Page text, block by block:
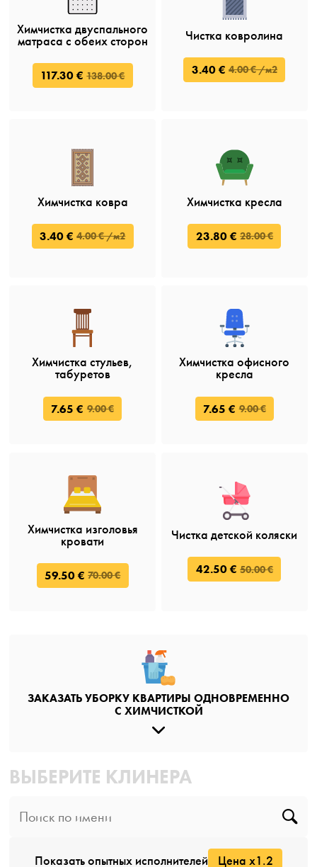
Химчистка двуспального
матраса с обеих сторон
117.30 € 138.00 €
Чистка ковролина
3.40 € 4.00 € /м2
Химчистка ковра
3.40 € 4.00 € /м2
Химчистка кресла
23.80 € 28.00 €
Химчистка стульев,
табуретов
7.65 € 9.00 €
Химчистка офисного
кресла
7.65 € 9.00 €
Химчистка изголовья
кровати
59.50 € 70.00 €
Чистка детской коляски
42.50 € 50.00 €
ЗАКАЗАТЬ УБОРКУ КВАРТИРЫ ОДНОВРЕМЕННО
С ХИМЧИСТКОЙ
ВЫБЕРИТЕ КЛИНЕРА
Показать опытных исполнителей Цена x1.2